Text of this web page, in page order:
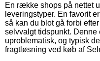
En række shops på nettet
leveringstyper. En favorit
så kan du blot gå forbi
selvvalgt tidspunkt.
uproblematisk, og typisk
fragtløsning ved køb af